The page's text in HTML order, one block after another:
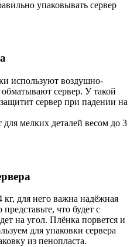
упаковывать сервер
используют воздушно-
сервер. У такой
сервер при падении на
мелких деталей весом до 3
кг, для него важна надёжная
что будет с
на угол. Плёнка порвется и
для упаковки сервера
из пенопласта.